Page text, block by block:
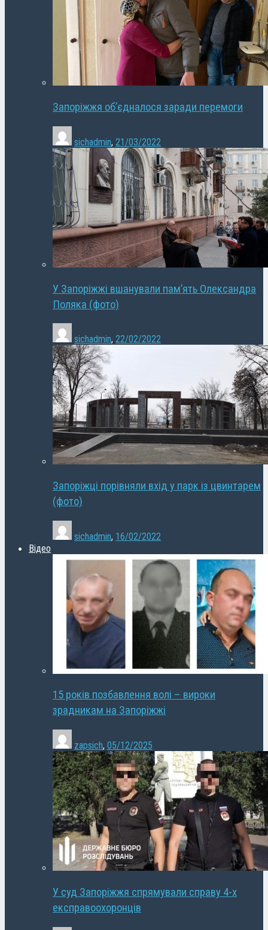
Запоріжжя об’єдналося заради перемоги
sichadmin, 21/03/2022
У Запоріжжі вшанували пам’ять Олександра
Поляка (фото)
sichadmin, 22/02/2022
Запоріжці порівняли вхід у парк із цвинтарем
(фото)
sichadmin, 16/02/2022
Відео
15 років позбавлення волі – вироки
зрадникам на Запоріжжі
zapsich, 05/12/2025
У суд Запоріжжя спрямували справу 4-х
експравоохоронців